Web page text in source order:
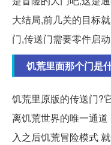
大结局,前几关的目标
门,传送门需要零件启
饥荒里面那个门是
饥荒里原版的传送门?
离饥荒世界的唯一通
入之后饥荒冒险模式